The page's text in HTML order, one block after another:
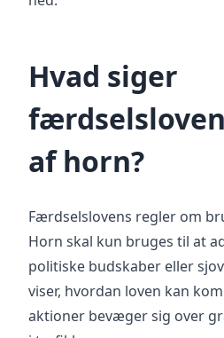
Hvad siger
af horn?
Færdselslovens regler om
Horn skal kun bruges til at
politiske budskaber eller
viser, hvordan loven kan
aktioner bevæger sig over